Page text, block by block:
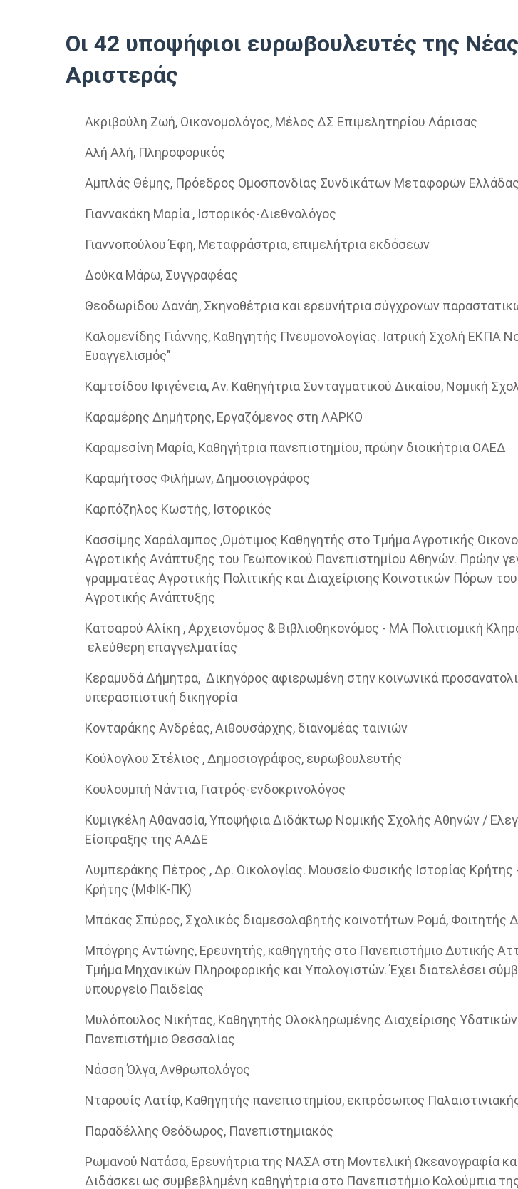
Οι 42 υποψήφιοι ευρωβουλευτές της Νέας
Αριστεράς
Ακριβούλη Ζωή, Οικονομολόγος, Μέλος ΔΣ Επιμελητηρίου Λάρισας
Αλή Αλή, Πληροφορικός
Αμπλάς Θέμης, Πρόεδρος Ομοσπονδίας Συνδικάτων Μεταφορών Ελλάδας
Γιαννακάκη Μαρία , Ιστορικός-Διεθνολόγος
Γιαννοπούλου Έφη, Μεταφράστρια, επιμελήτρια εκδόσεων
Δούκα Μάρω, Συγγραφέας
Θεοδωρίδου Δανάη, Σκηνοθέτρια και ερευνήτρια σύγχρονων
Καλομενίδης Γιάννης, Καθηγητής Πνευμονολογίας. Ιατρική Σχολή ΕΚΠΑ
Ευαγγελισμός"
Καμτσίδου Ιφιγένεια, Αν. Kαθηγήτρια Συνταγματικού Δικαίου, Νομική
Καραμέρης Δημήτρης, Εργαζόμενος στη ΛΑΡΚΟ
Καραμεσίνη Μαρία, Καθηγήτρια πανεπιστημίου, πρώην διοικήτρια ΟΑΕΔ
Καραμήτσος Φιλήμων, Δημοσιογράφος
Καρπόζηλος Κωστής, Ιστορικός
Κασσίμης Χαράλαμπος ,Ομότιμος Καθηγητής στο Τμήμα Αγροτικής
Αγροτικής Ανάπτυξης του Γεωπονικού Πανεπιστημίου Αθηνών. Πρώην
γραμματέας Αγροτικής Πολιτικής και Διαχείρισης Κοινοτικών Πόρων
Αγροτικής Ανάπτυξης
Κατσαρού Αλίκη , Αρχειονόμος & Βιβλιοθηκονόμος - MA Πολιτισμική
ελεύθερη επαγγελματίας
Κεραμυδά Δήμητρα, Δικηγόρος αφιερωμένη στην κοινωνικά
υπερασπιστική δικηγορία
Κονταράκης Ανδρέας, Αιθουσάρχης, διανομέας ταινιών
Κούλογλου Στέλιος , Δημοσιογράφος, ευρωβουλευτής
Κουλουμπή Νάντια, Γιατρός-ενδοκρινολόγος
Κυμιγκέλη Αθανασία, Υποψήφια Διδάκτωρ Νομικής Σχολής Αθηνών /
Είσπραξης της ΑΑΔΕ
Λυμπεράκης Πέτρος , Δρ. Οικολογίας. Μουσείο Φυσικής Ιστορίας Κρήτης
Κρήτης (ΜΦΙΚ-ΠΚ)
Μπάκας Σπύρος, Σχολικός διαμεσολαβητής κοινοτήτων Ρομά, Φοιτητής
Μπόγρης Αντώνης, Ερευνητής, καθηγητής στο Πανεπιστήμιο Δυτικής
Τμήμα Μηχανικών Πληροφορικής και Υπολογιστών. Έχει διατελέσει
υπουργείο Παιδείας
Μυλόπουλος Νικήτας, Καθηγητής Ολοκληρωμένης Διαχείρισης
Πανεπιστήμιο Θεσσαλίας
Νάσση Όλγα, Ανθρωπολόγος
Νταρουίς Λατίφ, Καθηγητής πανεπιστημίου, εκπρόσωπος
Παραδέλλης Θεόδωρος, Πανεπιστημιακός
Ρωμανού Νατάσα, Ερευνήτρια της ΝΑΣΑ στη Μοντελική Ωκεανογραφία
Διδάσκει ως συμβεβλημένη καθηγήτρια στο Πανεπιστήμιο Κολούμπια